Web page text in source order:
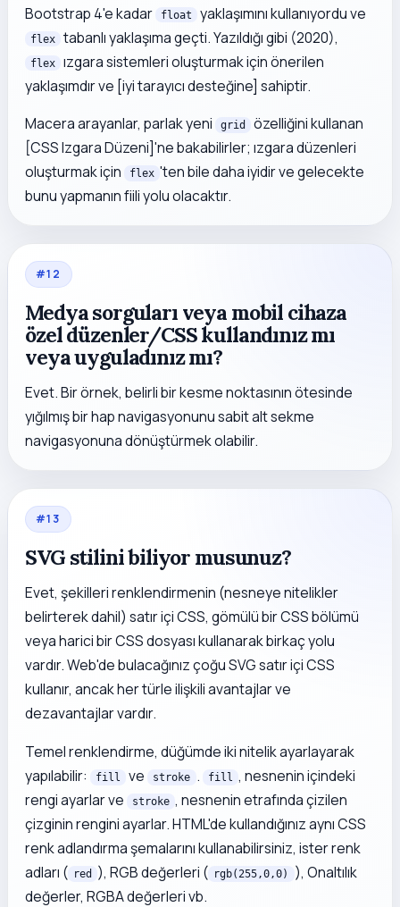
Bootstrap 4'e kadar
float yaklaşımını kullanıyordu ve
flex tabanlı yaklaşıma geçti. Yazıldığı gibi (2020),
flex
ızgara sistemleri oluşturmak için önerilen
yaklaşımdır ve [iyi tarayıcı desteğine] sahiptir.
Macera arayanlar, parlak yeni
grid
özelliğini kullanan
[CSS Izgara Düzeni]'ne bakabilirler; ızgara düzenleri
oluşturmak için
flex 'ten bile daha iyidir ve gelecekte
bunu yapmanın fiili yolu olacaktır.
#12
Medya sorguları veya mobil cihaza
özel düzenler/CSS kullandınız mı
veya uyguladınız mı?
Evet. Bir örnek, belirli bir kesme noktasının ötesinde
yığılmış bir hap navigasyonunu sabit alt sekme
navigasyonuna dönüştürmek olabilir.
#13
SVG stilini biliyor musunuz?
Evet, şekilleri renklendirmenin (nesneye nitelikler
belirterek dahil) satır içi CSS, gömülü bir CSS bölümü
veya harici bir CSS dosyası kullanarak birkaç yolu
vardır. Web'de bulacağınız çoğu SVG satır içi CSS
kullanır, ancak her türle ilişkili avantajlar ve
dezavantajlar vardır.
Temel renklendirme, düğümde iki nitelik ayarlayarak
yapılabilir:
fill ve stroke . fill , nesnenin içindeki
rengi ayarlar ve
stroke , nesnenin etrafında çizilen
çizginin rengini ayarlar. HTML'de kullandığınız aynı CSS
renk adlandırma şemalarını kullanabilirsiniz, ister renk
adları ( red ), RGB değerleri ( rgb(255,0,0)
), Onaltılık
değerler, RGBA değerleri vb.